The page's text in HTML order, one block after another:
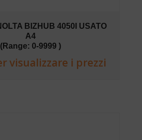
BIZHUB 4050I USATO
A4
(Range: 0-9999 )
visualizzare i prezzi